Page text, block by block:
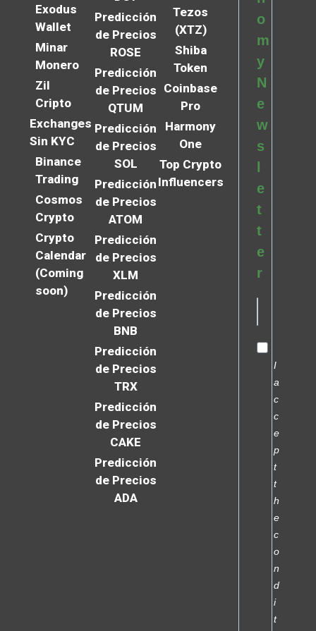
Exodus
Wallet
Minar
Monero
Zil
Cripto
Exchanges
Sin KYC
Binance
Trading
Cosmos
Crypto
Crypto
Calendar
(Coming
soon)
Predicción
de Precios
ROSE
Predicción
de Precios
QTUM
Predicción
de Precios
SOL
Predicción
de Precios
ATOM
Predicción
de Precios
XLM
Predicción
de Precios
BNB
Predicción
de Precios
TRX
Predicción
de Precios
CAKE
Predicción
de Precios
ADA
Tezos
(XTZ)
Shiba
Token
Coinbase
Pro
Harmony
One
Top Crypto
Influencers
o
m
y
N
e
w
s
l
e
t
t
e
r
I
a
c
c
e
p
t
t
h
e
c
o
n
d
i
t